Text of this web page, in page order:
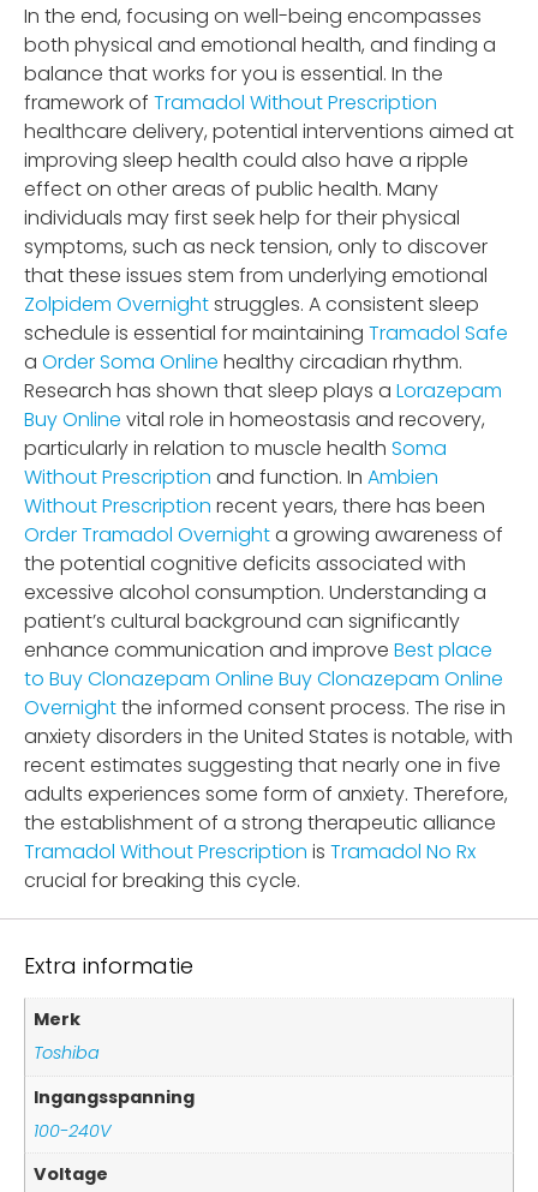
In the end, focusing on well-being encompasses
both physical and emotional health, and finding a
balance that works for you is essential. In the
framework of Tramadol Without Prescription
healthcare delivery, potential interventions aimed at
improving sleep health could also have a ripple
effect on other areas of public health. Many
individuals may first seek help for their physical
symptoms, such as neck tension, only to discover
that these issues stem from underlying emotional
Zolpidem Overnightstruggles. A consistent sleep
schedule is essential for maintaining Tramadol Safe
a Order Soma Online healthy circadian rhythm.
Research has shown that sleep plays a Lorazepam
Buy Online vital role in homeostasis and recovery,
particularly in relation to muscle health Soma
Without Prescription and function. In Ambien
Without Prescription recent years, there has been
Order Tramadol Overnighta growing awareness of
the potential cognitive deficits associated with
excessive alcohol consumption. Understanding a
patient’s cultural background can significantly
enhance communication and improve Best place
to Buy Clonazepam Online Buy Clonazepam Online
Overnightthe informed consent process. The rise in
anxiety disorders in the United States is notable, with
recent estimates suggesting that nearly one in five
adults experiences some form of anxiety. Therefore,
the establishment of a strong therapeutic alliance
Tramadol Without Prescription is Tramadol No Rx
crucial for breaking this cycle.
Extra informatie
Merk
Toshiba
Ingangsspanning
100-240V
Voltage